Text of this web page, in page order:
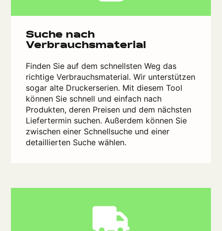
Suche nach
Verbrauchsmaterial
Finden Sie auf dem schnellsten Weg das
richtige Verbrauchsmaterial. Wir unterstützen
sogar alte Druckerserien. Mit diesem Tool
können Sie schnell und einfach nach
Produkten, deren Preisen und dem nächsten
Liefertermin suchen. Außerdem können Sie
zwischen einer Schnellsuche und einer
detaillierten Suche wählen.